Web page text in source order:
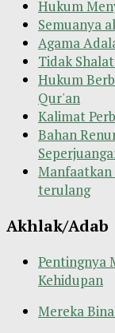
Hukum
Semuanya
Agama
Tidak
Hukum
Qur'an
Kalimat
Bahan
Manfaatkan
terulang
Akhlak/Adab
Pentingnya
Kehidupan
Mereka